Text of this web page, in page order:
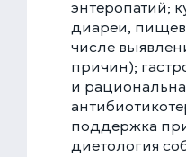
энтеропатий;
диареи,
числе
причин);
и
поддержка
диетология